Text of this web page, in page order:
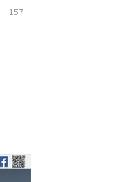
157